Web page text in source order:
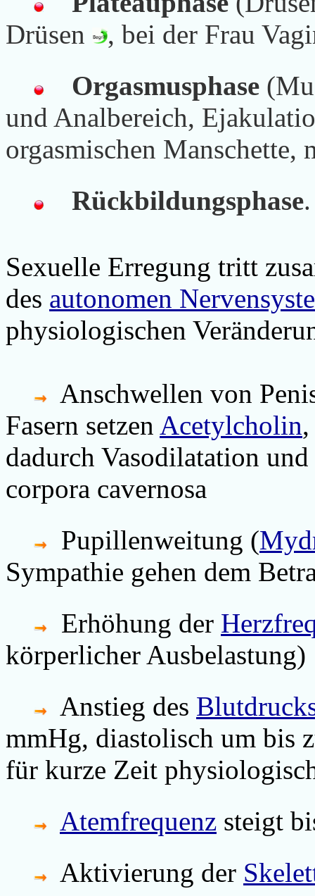
Drüsen
, bei der Frau
Orgasmusphase
und Analbereich,
orgasmischen
Rückbildungsphase.
Sexuelle Erregung tritt
des autonomen
physiologischen
Anschwellen von
Fasern setzen Acetylcholin
dadurch Vasodilatation
corpora cavernosa
Pupillenweitung (
Sympathie gehen dem
Erhöhung der
körperlicher Ausbelastung)
Anstieg des
mmHg, diastolisch um bis
für kurze Zeit
Atemfrequenz steigt
Aktivierung der